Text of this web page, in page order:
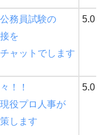
務員試験の
を
ャットでします
5.0
！！
役プロ人事が
します
5.0